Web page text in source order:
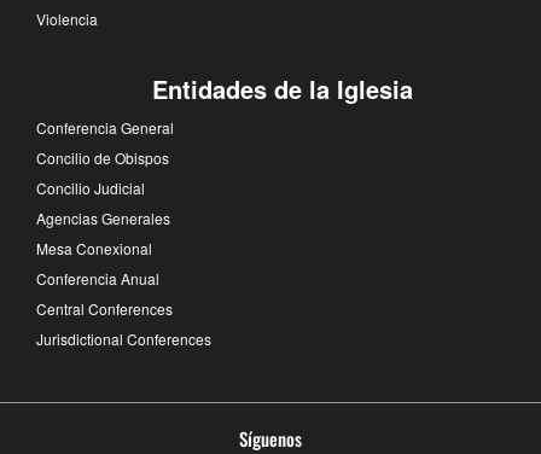
Violencia
Entidades de la Iglesia
Conferencia General
Concilio de Obispos
Concilio Judicial
Agencias Generales
Mesa Conexional
Conferencia Anual
Central Conferences
Jurisdictional Conferences
Síguenos